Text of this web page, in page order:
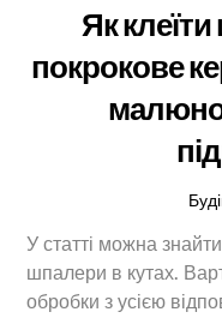
Як
покрокове
У статті можна
шпалери в кутах.
обробки з усією